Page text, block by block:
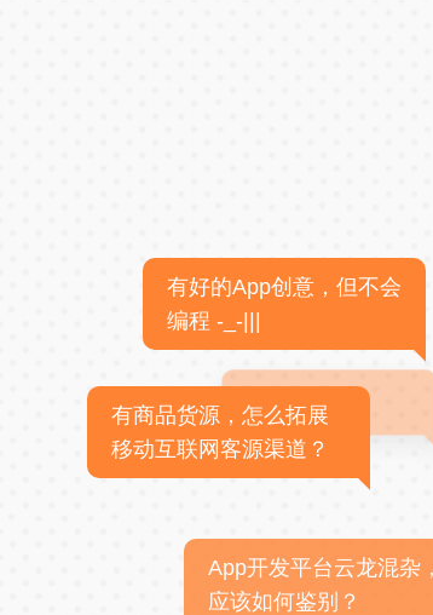
有好的App创意，但不会
编程 -_-|||
有商品货源，怎么拓展
移动互联网客源渠道？
App开发平台云龙混杂，
应该如何鉴别？